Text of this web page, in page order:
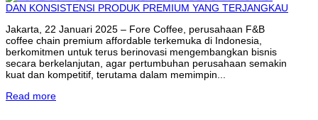
Jakarta, 22 Januari 2025 – Fore Coffee, perusahaan F&B
coffee chain premium affordable terkemuka di Indonesia,
berkomitmen untuk terus berinovasi mengembangkan bisnis
secara berkelanjutan, agar pertumbuhan perusahaan semakin
kuat dan kompetitif, terutama dalam memimpin...
Read more